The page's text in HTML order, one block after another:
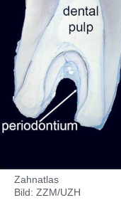
Zahnatlas
Bild: ZZM/UZH